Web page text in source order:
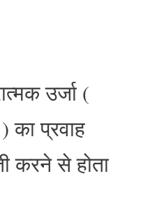
उर्जा (
) का प्रवाह
करने से होता